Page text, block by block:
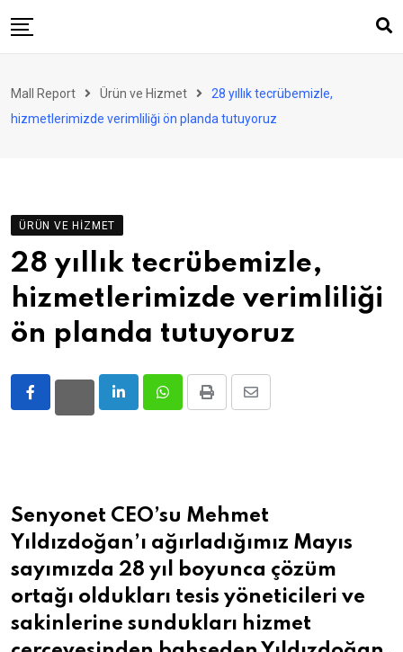
to
Perakende
Ürün ve Hizmet
Enerji
Haber
Gündem
Mall Report Ürün ve Hizmet
28 yıllık tecrübemizle,
hizmetlerimizde verimliliği ön planda tutuyoruz
ÜRÜN VE HIZMET
28 yıllık tecrübemizle,
hizmetlerimizde verimliliği
ön planda tutuyoruz
LinkedInWhatsappPrint
Share
Senyonet CEO’su Mehmet
Yıldızdoğan’ı ağırladığımız Mayıs
sayımızda 28 yıl boyunca çözüm
ortağı oldukları tesis yöneticileri ve
sakinlerine sundukları hizmet